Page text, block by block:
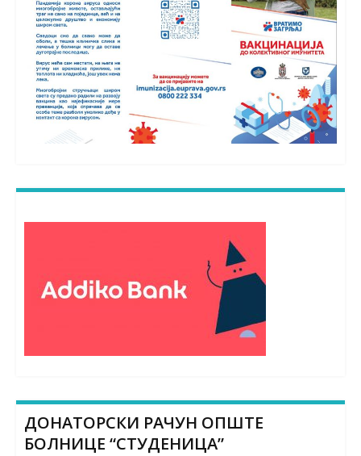
ДОНАТОРСКИ РАЧУН ОПШТЕ
БОЛНИЦЕ “СТУДЕНИЦА”